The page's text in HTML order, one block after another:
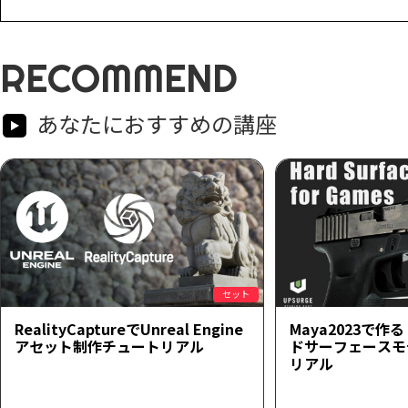
RECOMMEND
あなたにおすすめの講座
セット
RealityCaptureでUnreal Engine
アセット制作チュートリアル
Maya2023で作
ドサーフェース
リアル